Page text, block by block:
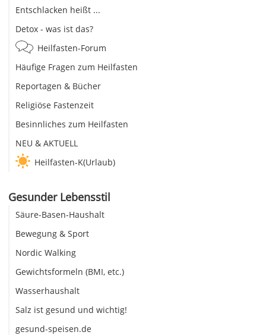
Entschlacken heißt ...
Detox - was ist das?
Heilfasten-Forum
Häufige Fragen zum Heilfasten
Reportagen & Bücher
Religiöse Fastenzeit
Besinnliches zum Heilfasten
NEU & AKTUELL
Heilfasten-K(Urlaub)
Gesunder Lebensstil
Säure-Basen-Haushalt
Bewegung & Sport
Nordic Walking
Gewichtsformeln (BMI, etc.)
Wasserhaushalt
Salz ist gesund und wichtig!
gesund-speisen.de